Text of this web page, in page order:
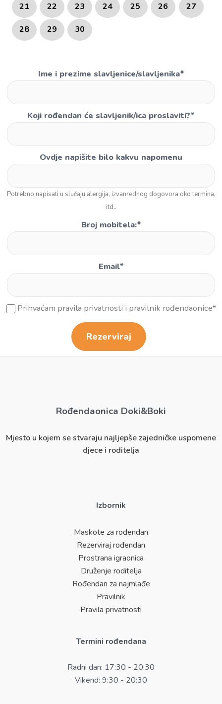
21
22 23 24 25 26
27
28
29 30
Ime i prezime slavljenice/slavljenika*
Koji rođendan će slavljenik/ica proslaviti?*
Ovdje napišite bilo kakvu napomenu
Potrebno napisati u slučaju alergija, izvanrednog dogovora oko termina,
itd..
Broj mobitela:*
Email*
Prihvaćam pravila privatnosti i pravilnik rođendaonice*
Rezerviraj
Rođendaonica Doki&Boki
Mjesto u kojem se stvaraju najljepše zajedničke uspomene
djece i roditelja
Izbornik
Maskote za rođendan
Rezerviraj rođendan
Prostrana igraonica
Druženje roditelja
Rođendan za najmlađe
Pravilnik
Pravila privatnosti
Termini rođendana
Radni dan: 17:30 - 20:30
Vikend: 9:30 - 20:30